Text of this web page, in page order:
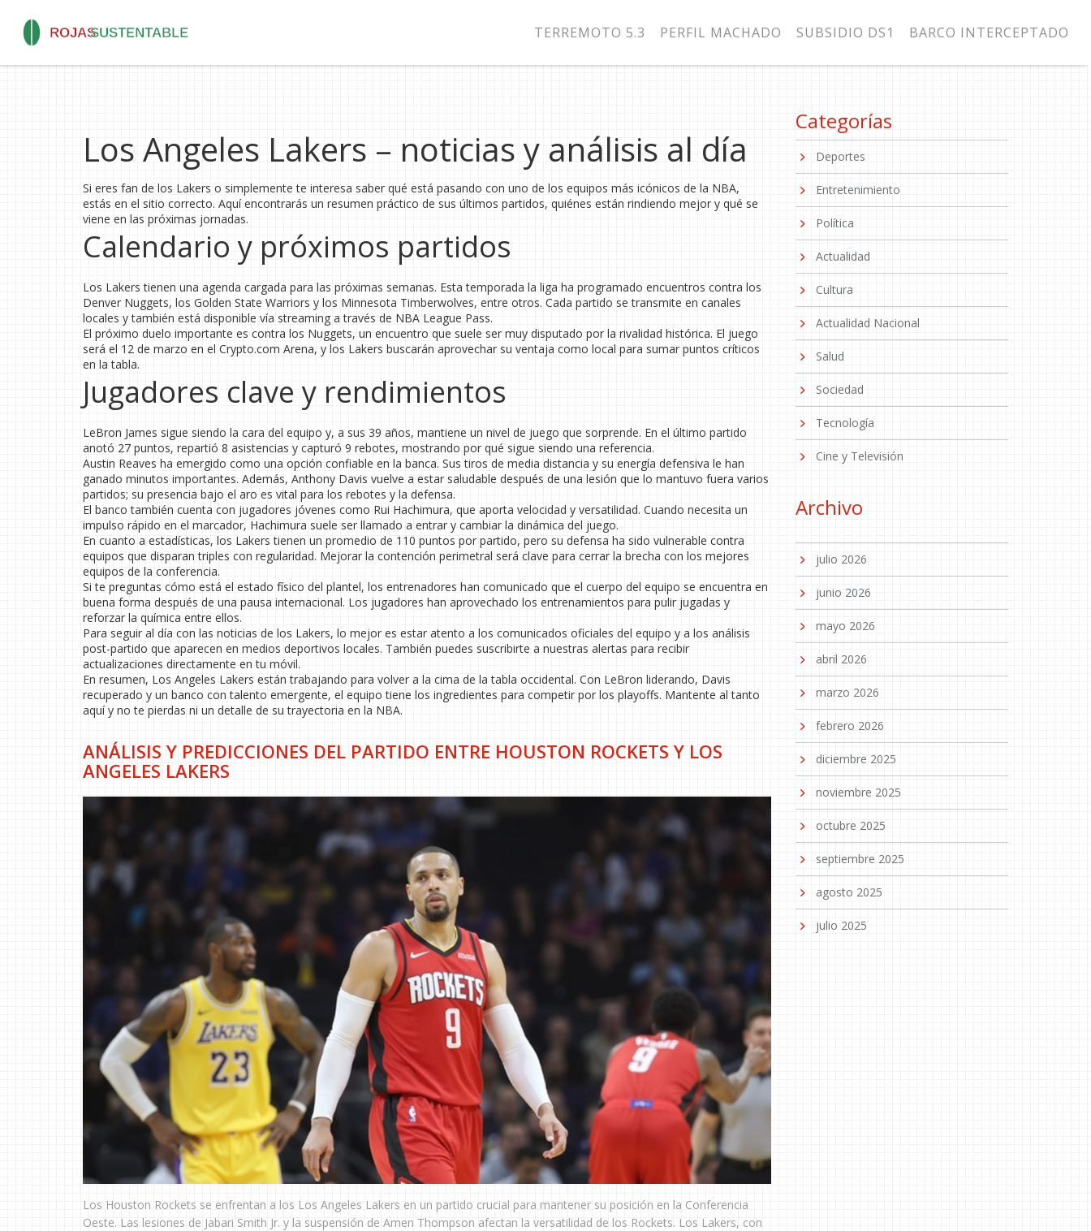
TERREMOTO 5.3 PERFIL MACHADO SUBSIDIO DS1 BARCO INTERCEPTADO
Los Angeles Lakers – noticias y análisis al día
Si eres fan de los Lakers o simplemente te interesa saber qué está pasando con uno de los equipos más icónicos de la NBA,
estás en el sitio correcto. Aquí encontrarás un resumen práctico de sus últimos partidos, quiénes están rindiendo mejor y qué se
viene en las próximas jornadas.
Calendario y próximos partidos
Los Lakers tienen una agenda cargada para las próximas semanas. Esta temporada la liga ha programado encuentros contra los
Denver Nuggets, los Golden State Warriors y los Minnesota Timberwolves, entre otros. Cada partido se transmite en canales
locales y también está disponible vía streaming a través de NBA League Pass.
El próximo duelo importante es contra los Nuggets, un encuentro que suele ser muy disputado por la rivalidad histórica. El juego
será el 12 de marzo en el Crypto.com Arena, y los Lakers buscarán aprovechar su ventaja como local para sumar puntos críticos
en la tabla.
Jugadores clave y rendimientos
LeBron James sigue siendo la cara del equipo y, a sus 39 años, mantiene un nivel de juego que sorprende. En el último partido
anotó 27 puntos, repartió 8 asistencias y capturó 9 rebotes, mostrando por qué sigue siendo una referencia.
Austin Reaves ha emergido como una opción confiable en la banca. Sus tiros de media distancia y su energía defensiva le han
ganado minutos importantes. Además, Anthony Davis vuelve a estar saludable después de una lesión que lo mantuvo fuera varios
partidos; su presencia bajo el aro es vital para los rebotes y la defensa.
El banco también cuenta con jugadores jóvenes como Rui Hachimura, que aporta velocidad y versatilidad. Cuando necesita un
impulso rápido en el marcador, Hachimura suele ser llamado a entrar y cambiar la dinámica del juego.
En cuanto a estadísticas, los Lakers tienen un promedio de 110 puntos por partido, pero su defensa ha sido vulnerable contra
equipos que disparan triples con regularidad. Mejorar la contención perimetral será clave para cerrar la brecha con los mejores
equipos de la conferencia.
Si te preguntas cómo está el estado físico del plantel, los entrenadores han comunicado que el cuerpo del equipo se encuentra en
buena forma después de una pausa internacional. Los jugadores han aprovechado los entrenamientos para pulir jugadas y
reforzar la química entre ellos.
Para seguir al día con las noticias de los Lakers, lo mejor es estar atento a los comunicados oficiales del equipo y a los análisis
post-partido que aparecen en medios deportivos locales. También puedes suscribirte a nuestras alertas para recibir
actualizaciones directamente en tu móvil.
En resumen, Los Angeles Lakers están trabajando para volver a la cima de la tabla occidental. Con LeBron liderando, Davis
recuperado y un banco con talento emergente, el equipo tiene los ingredientes para competir por los playoffs. Mantente al tanto
aquí y no te pierdas ni un detalle de su trayectoria en la NBA.
ANÁLISIS Y PREDICCIONES DEL PARTIDO ENTRE HOUSTON ROCKETS Y LOS
ANGELES LAKERS
Los Houston Rockets se enfrentan a los Los Angeles Lakers en un partido crucial para mantener su posición en la Conferencia
Oeste. Las lesiones de Jabari Smith Jr. y la suspensión de Amen Thompson afectan la versatilidad de los Rockets. Los Lakers, con
Categorías
Deportes
Entretenimiento
Política
Actualidad
Cultura
Actualidad Nacional
Salud
Sociedad
Tecnología
Cine y Televisión
Archivo
julio 2026
junio 2026
mayo 2026
abril 2026
marzo 2026
febrero 2026
diciembre 2025
noviembre 2025
octubre 2025
septiembre 2025
agosto 2025
julio 2025